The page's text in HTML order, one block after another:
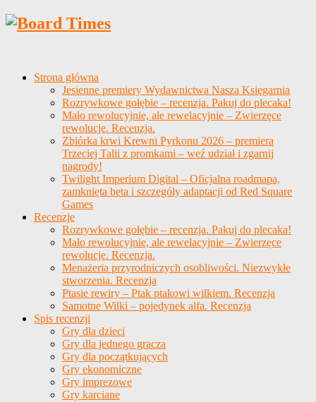
Strona główna
Jesienne premiery Wydawnictwa Nasza Księgarnia
Rozrywkowe gołębie – recenzja. Pakuj do plecaka!
Mało rewolucyjnie, ale rewelacyjnie – Zwierzęce
rewolucje. Recenzja.
Zbiórka krwi Krewni Pyrkonu 2026 – premiera
Trzeciej Talii z promkami – weź udział i zgarnij
nagrody!
Twilight Imperium Digital – Oficjalna roadmapa,
zamknięta beta i szczegóły adaptacji od Red Square
Games
Recenzje
Rozrywkowe gołębie – recenzja. Pakuj do plecaka!
Mało rewolucyjnie, ale rewelacyjnie – Zwierzęce
rewolucje. Recenzja.
Menażeria przyrodniczych osobliwości. Niezwykłe
stworzenia. Recenzja
Ptasie rewiry – Ptak ptakowi wilkiem. Recenzja
Samotne Wilki – pojedynek alfa. Recenzja
Spis recenzji
Gry dla dzieci
Gry dla jednego gracza
Gry dla początkujących
Gry ekonomiczne
Gry imprezowe
Gry karciane